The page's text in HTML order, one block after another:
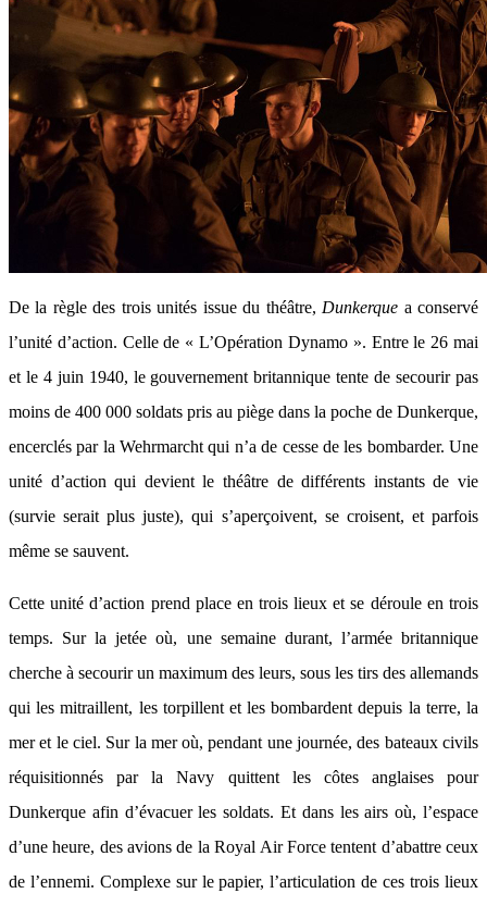
De la règle des trois unités issue du théâtre, Dunkerque a conservé
l’unité d’action. Celle de « L’Opération Dynamo ». Entre le 26 mai
et le 4 juin 1940, le gouvernement britannique tente de secourir pas
moins de 400 000 soldats pris au piège dans la poche de Dunkerque,
encerclés par la Wehrmarcht qui n’a de cesse de les bombarder. Une
unité d’action qui devient le théâtre de différents instants de vie
(survie serait plus juste), qui s’aperçoivent, se croisent, et parfois
même se sauvent.
Cette unité d’action prend place en trois lieux et se déroule en trois
temps. Sur la jetée où, une semaine durant, l’armée britannique
cherche à secourir un maximum des leurs, sous les tirs des allemands
qui les mitraillent, les torpillent et les bombardent depuis la terre, la
mer et le ciel. Sur la mer où, pendant une journée, des bateaux civils
réquisitionnés par la Navy quittent les côtes anglaises pour
Dunkerque afin d’évacuer les soldats. Et dans les airs où, l’espace
d’une heure, des avions de la Royal Air Force tentent d’abattre ceux
de l’ennemi. Complexe sur le papier, l’articulation de ces trois lieux